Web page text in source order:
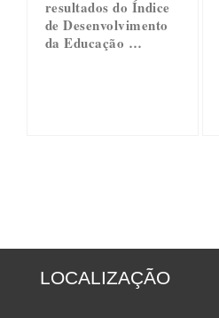
resultados do Índice
de Desenvolvimento
da Educação …
LOCALIZAÇÃO